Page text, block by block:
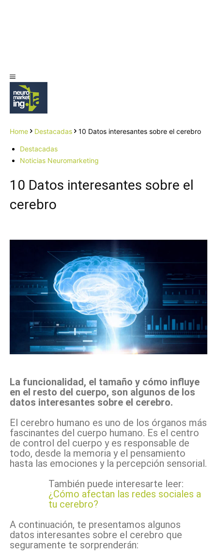
Home Destacadas 10 Datos interesantes sobre el cerebro
Destacadas
Noticias Neuromarketing
10 Datos interesantes sobre el
cerebro
La funcionalidad, el tamaño y cómo influye
en el resto del cuerpo, son algunos de los
datos interesantes sobre el cerebro.
El cerebro humano es uno de los órganos más
fascinantes del cuerpo humano. Es el centro
de control del cuerpo y es responsable de
todo, desde la memoria y el pensamiento
hasta las emociones y la percepción sensorial.
También puede interesarte leer:
¿Cómo afectan las redes sociales a
tu cerebro?
A continuación, te presentamos algunos
datos interesantes sobre el cerebro que
seguramente te sorprenderán: